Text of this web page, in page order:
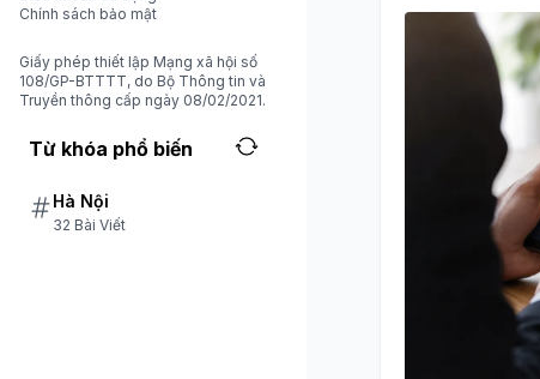
Chính sách bảo mật
Giấy phép thiết lập Mạng xã hội số
108/GP-BTTTT, do Bộ Thông tin và
Truyền thông cấp ngày 08/02/2021.
Từ khóa phổ biến
Hà Nội
32 Bài Viết